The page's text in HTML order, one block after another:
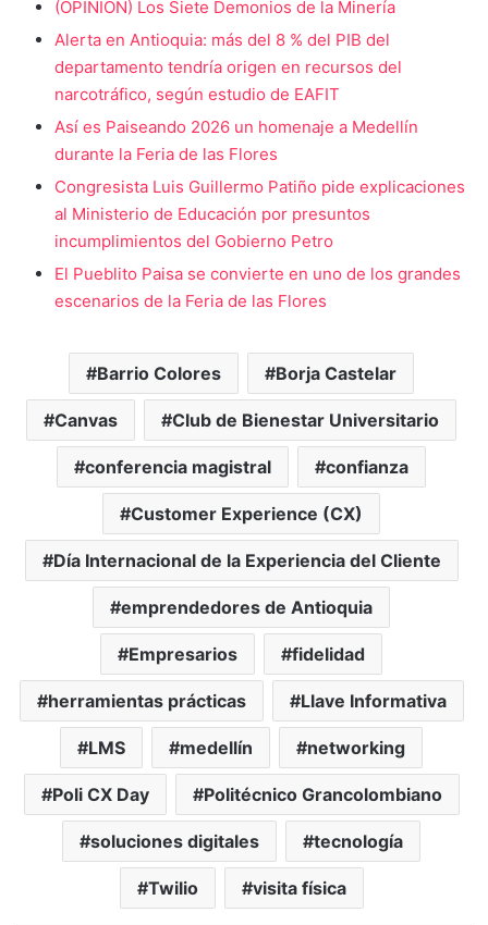
(OPINIÓN) Los Siete Demonios de la Minería
Alerta en Antioquia: más del 8 % del PIB del
departamento tendría origen en recursos del
narcotráfico, según estudio de EAFIT
Así es Paiseando 2026 un homenaje a Medellín
durante la Feria de las Flores
Congresista Luis Guillermo Patiño pide explicaciones
al Ministerio de Educación por presuntos
incumplimientos del Gobierno Petro
El Pueblito Paisa se convierte en uno de los grandes
escenarios de la Feria de las Flores
Barrio Colores Borja Castelar
Canvas Club de Bienestar Universitario
conferencia magistral confianza
Customer Experience (CX)
Día Internacional de la Experiencia del Cliente
emprendedores de Antioquia
Empresarios fidelidad
herramientas prácticas Llave Informativa
LMS medellín networking
Poli CX Day Politécnico Grancolombiano
soluciones digitales tecnología
Twilio visita física